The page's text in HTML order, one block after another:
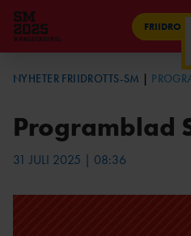
KÖP
LIVE-
TIDSPROGRAM
NYHETER FRIIDROTTS-SM
Programblad
31 JULI 2025 | 08:36